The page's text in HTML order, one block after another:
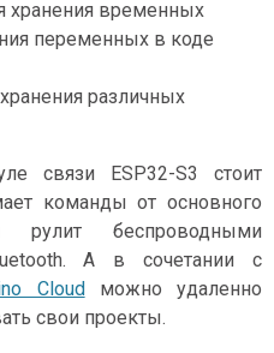
хранения временных
переменных в коде
различных
связи ESP32-S3 стоит
команды от основного
рулит беспроводными
А в сочетании с
Cloud можно удаленно
свои проекты.